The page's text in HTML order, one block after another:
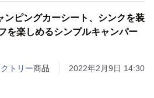
ンピングカーシート、シンクを装
を楽しめるシンプルキャンパー
トリー商品 2022年2月9日 14:30